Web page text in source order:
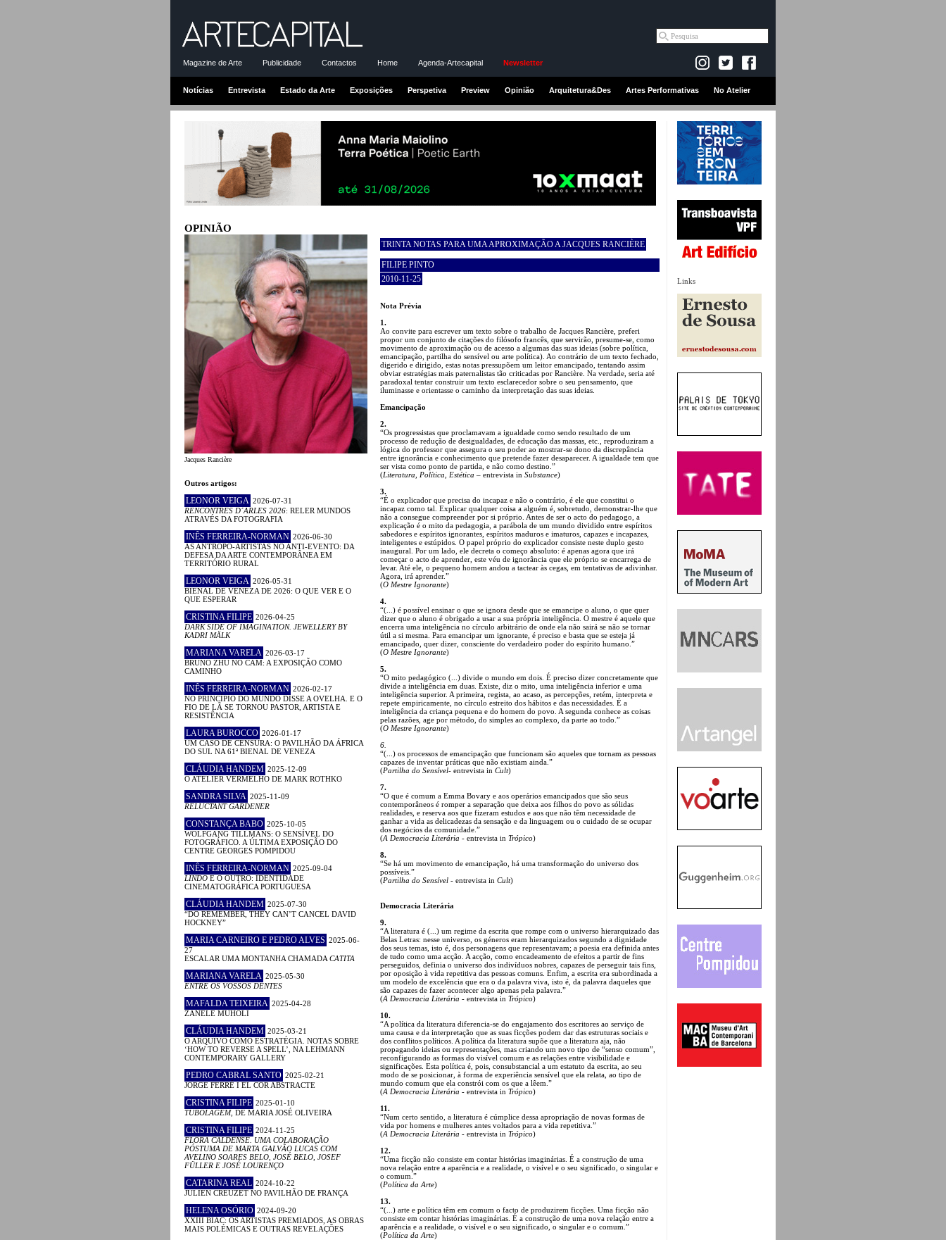
Magazine de Arte Publicidade Contactos Home Agenda-Artecapital Newsletter
Notícias Entrevista Estado da Arte Exposições Perspetiva Preview Opinião Arquitetura&Des Artes Performativas No Atelier
Links
OPINIÃO
Jacques Rancière
Outros artigos:
LEONOR VEIGA 2026-07-31
RENCONTRES D´ARLES 2026: RELER MUNDOS
ATRAVÉS DA FOTOGRAFIA
INÊS FERREIRA-NORMAN 2026-06-30
AS ANTROPO-ARTISTAS NO ANTI-EVENTO: DA
DEFESA DA ARTE CONTEMPORÂNEA EM
TERRITÓRIO RURAL
LEONOR VEIGA 2026-05-31
BIENAL DE VENEZA DE 2026: O QUE VER E O
QUE ESPERAR
CRISTINA FILIPE 2026-04-25
DARK SIDE OF IMAGINATION. JEWELLERY BY
KADRI MÄLK
MARIANA VARELA 2026-03-17
BRUNO ZHU NO CAM: A EXPOSIÇÃO COMO
CAMINHO
INÊS FERREIRA-NORMAN 2026-02-17
NO PRINCÍPIO DO MUNDO DISSE A OVELHA. E O
FIO DE LÃ SE TORNOU PASTOR, ARTISTA E
RESISTÊNCIA
LAURA BUROCCO 2026-01-17
UM CASO DE CENSURA: O PAVILHÃO DA ÁFRICA
DO SUL NA 61ª BIENAL DE VENEZA
CLÁUDIA HANDEM 2025-12-09
O ATELIER VERMELHO DE MARK ROTHKO
SANDRA SILVA 2025-11-09
RELUCTANT GARDENER
CONSTANÇA BABO 2025-10-05
WOLFGANG TILLMANS: O SENSÍVEL DO
FOTOGRÁFICO. A ÚLTIMA EXPOSIÇÃO DO
CENTRE GEORGES POMPIDOU
INÊS FERREIRA-NORMAN 2025-09-04
LINDO E O OUTRO: IDENTIDADE
CINEMATOGRÁFICA PORTUGUESA
CLÁUDIA HANDEM 2025-07-30
“DO REMEMBER, THEY CAN’T CANCEL DAVID
HOCKNEY”
MARIA CARNEIRO E PEDRO ALVES 2025-06-
27
ESCALAR UMA MONTANHA CHAMADA CATITA
MARIANA VARELA 2025-05-30
ENTRE OS VOSSOS DENTES
MAFALDA TEIXEIRA 2025-04-28
ZANELE MUHOLI
CLÁUDIA HANDEM 2025-03-21
O ARQUIVO COMO ESTRATÉGIA. NOTAS SOBRE
‘HOW TO REVERSE A SPELL’, NA LEHMANN
CONTEMPORARY GALLERY
PEDRO CABRAL SANTO 2025-02-21
JORGE FERRÉ I EL COR ABSTRACTE
CRISTINA FILIPE 2025-01-10
TUBOLAGEM, DE MARIA JOSÉ OLIVEIRA
CRISTINA FILIPE 2024-11-25
FLORA CALDENSE. UMA COLABORAÇÃO
PÓSTUMA DE MARTA GALVÃO LUCAS COM
AVELINO SOARES BELO, JOSÉ BELO, JOSEF
FÜLLER E JOSÉ LOURENÇO
CATARINA REAL 2024-10-22
JULIEN CREUZET NO PAVILHÃO DE FRANÇA
HELENA OSÓRIO 2024-09-20
XXIII BIAC: OS ARTISTAS PREMIADOS, AS OBRAS
MAIS POLÉMICAS E OUTRAS REVELAÇÕES
TRINTA NOTAS PARA UMA APROXIMAÇÃO A JACQUES RANCIÈRE
FILIPE PINTO
2010-11-25
Nota Prévia
1.
Ao convite para escrever um texto sobre o trabalho de Jacques Rancière, preferi
propor um conjunto de citações do filósofo francês, que servirão, presume-se, como
movimento de aproximação ou de acesso a algumas das suas ideias (sobre política,
emancipação, partilha do sensível ou arte política). Ao contrário de um texto fechado,
digerido e dirigido, estas notas pressupõem um leitor emancipado, tentando assim
obviar estratégias mais paternalistas tão criticadas por Rancière. Na verdade, seria até
paradoxal tentar construir um texto esclarecedor sobre o seu pensamento, que
iluminasse e orientasse o caminho da interpretação das suas ideias.
Emancipação
2.
“Os progressistas que proclamavam a igualdade como sendo resultado de um
processo de redução de desigualdades, de educação das massas, etc., reproduziram a
lógica do professor que assegura o seu poder ao mostrar-se dono da discrepância
entre ignorância e conhecimento que pretende fazer desaparecer. A igualdade tem que
ser vista como ponto de partida, e não como destino.”
(Literatura, Política, Estética – entrevista in Substance)
3.
“É o explicador que precisa do incapaz e não o contrário, é ele que constitui o
incapaz como tal. Explicar qualquer coisa a alguém é, sobretudo, demonstrar-lhe que
não a consegue compreender por si próprio. Antes de ser o acto do pedagogo, a
explicação é o mito da pedagogia, a parábola de um mundo dividido entre espíritos
sabedores e espíritos ignorantes, espíritos maduros e imaturos, capazes e incapazes,
inteligentes e estúpidos. O papel próprio do explicador consiste neste duplo gesto
inaugural. Por um lado, ele decreta o começo absoluto: é apenas agora que irá
começar o acto de aprender, este véu de ignorância que ele próprio se encarrega de
levar. Até ele, o pequeno homem andou a tactear às cegas, em tentativas de adivinhar.
Agora, irá aprender.”
(O Mestre Ignorante)
4.
“(...) é possível ensinar o que se ignora desde que se emancipe o aluno, o que quer
dizer que o aluno é obrigado a usar a sua própria inteligência. O mestre é aquele que
encerra uma inteligência no círculo arbitrário de onde ela não sairá se não se tornar
útil a si mesma. Para emancipar um ignorante, é preciso e basta que se esteja já
emancipado, quer dizer, consciente do verdadeiro poder do espírito humano.”
(O Mestre Ignorante)
5.
“O mito pedagógico (...) divide o mundo em dois. É preciso dizer concretamente que
divide a inteligência em duas. Existe, diz o mito, uma inteligência inferior e uma
inteligência superior. A primeira, regista, ao acaso, as percepções, retém, interpreta e
repete empiricamente, no círculo estreito dos hábitos e das necessidades. É a
inteligência da criança pequena e do homem do povo. A segunda conhece as coisas
pelas razões, age por método, do simples ao complexo, da parte ao todo.”
(O Mestre Ignorante)
6.
“(...) os processos de emancipação que funcionam são aqueles que tornam as pessoas
capazes de inventar práticas que não existiam ainda.”
(Partilha do Sensível- entrevista in Cult)
7.
“O que é comum a Emma Bovary e aos operários emancipados que são seus
contemporâneos é romper a separação que deixa aos filhos do povo as sólidas
realidades, e reserva aos que fizeram estudos e aos que não têm necessidade de
ganhar a vida as delicadezas da sensação e da linguagem ou o cuidado de se ocupar
dos negócios da comunidade.”
(A Democracia Literária - entrevista in Trópico)
8.
“Se há um movimento de emancipação, há uma transformação do universo dos
possíveis.”
(Partilha do Sensível - entrevista in Cult)
Democracia Literária
9.
“A literatura é (...) um regime da escrita que rompe com o universo hierarquizado das
Belas Letras: nesse universo, os géneros eram hierarquizados segundo a dignidade
dos seus temas, isto é, dos personagens que representavam; a poesia era definida antes
de tudo como uma acção. A acção, como encadeamento de efeitos a partir de fins
perseguidos, definia o universo dos indivíduos nobres, capazes de perseguir tais fins,
por oposição à vida repetitiva das pessoas comuns. Enfim, a escrita era subordinada a
um modelo de excelência que era o da palavra viva, isto é, da palavra daqueles que
são capazes de fazer acontecer algo apenas pela palavra.”
(A Democracia Literária - entrevista in Trópico)
10.
“A política da literatura diferencia-se do engajamento dos escritores ao serviço de
uma causa e da interpretação que as suas ficções podem dar das estruturas sociais e
dos conflitos políticos. A política da literatura supõe que a literatura aja, não
propagando ideias ou representações, mas criando um novo tipo de “senso comum”,
reconfigurando as formas do visível comum e as relações entre visibilidade e
significações. Esta política é, pois, consubstancial a um estatuto da escrita, ao seu
modo de se posicionar, à forma de experiência sensível que ela relata, ao tipo de
mundo comum que ela constrói com os que a lêem.”
(A Democracia Literária - entrevista in Trópico)
11.
“Num certo sentido, a literatura é cúmplice dessa apropriação de novas formas de
vida por homens e mulheres antes voltados para a vida repetitiva.”
(A Democracia Literária - entrevista in Trópico)
12.
“Uma ficção não consiste em contar histórias imaginárias. É a construção de uma
nova relação entre a aparência e a realidade, o visível e o seu significado, o singular e
o comum.”
(Política da Arte)
13.
“(...) arte e política têm em comum o facto de produzirem ficções. Uma ficção não
consiste em contar histórias imaginárias. É a construção de uma nova relação entre a
aparência e a realidade, o visível e o seu significado, o singular e o comum.”
(Política da Arte)